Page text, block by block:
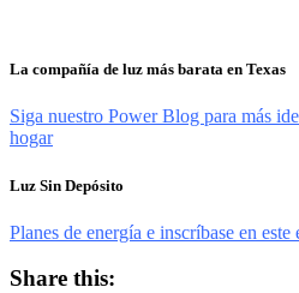
La compañía de luz más barata en Texas
Siga nuestro Power Blog para más
hogar
Luz Sin Depósito
Planes de energía e inscríbase en este
Share this: